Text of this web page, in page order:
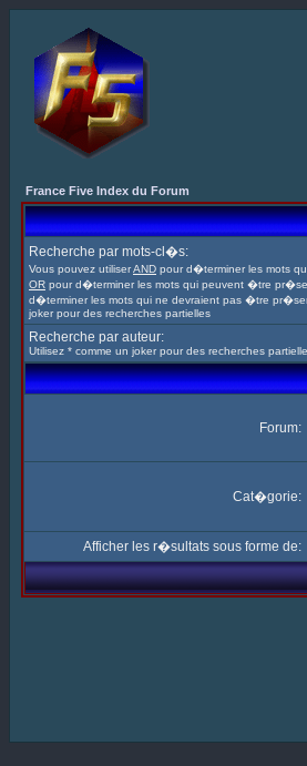
France Five Index du Forum
Recherche par mots-cl�s:
Vous pouvez utiliserAND pour d�terminer les mots
OR pour d�terminer les mots qui peuvent �tre
d�terminer les mots qui ne devraient pas �tre
joker pour des recherches partielles
Recherche par auteur:
Utilisez * comme un joker pour des recherches
Forum:
Cat�gorie:
Afficher les r�sultats sous forme de: